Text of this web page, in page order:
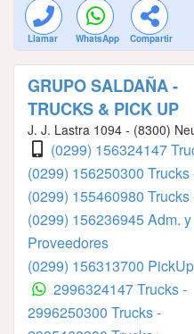
Llamar WhatsApp Compartir
GRUPO SALDAÑA -
TRUCKS & PICK UP
J. J. Lastra 1094 - (8300)
(0299) 156324147
(0299) 156250300 Trucks
(0299) 155460980 Trucks
(0299) 156236945 Adm. y
Proveedores
(0299) 156313700
2996324147 Trucks -
2996250300 Trucks -